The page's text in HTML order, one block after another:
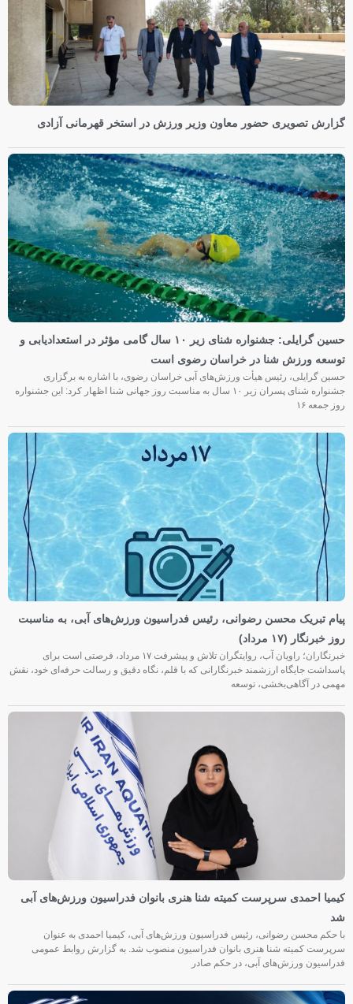
گزارش تصویری حضور معاون وزیر ورزش در استخر قهرمانی آزادی
حسین گرایلی: جشنواره شنای زیر ۱۰ سال گامی مؤثر در استعدادیابی و
توسعه ورزش شنا در خراسان رضوی است
حسین گرایلی، رئیس هیأت ورزش‌های آبی خراسان رضوی، با اشاره به برگزاری
جشنواره شنای پسران زیر ۱۰ سال به مناسبت روز جهانی شنا اظهار کرد: این جشنواره
روز جمعه‌ ۱۶
پیام تبریک محسن رضوانی، رئیس فدراسیون ورزش‌های آبی، به مناسبت
روز خبرنگار (۱۷ مرداد)
خبرنگاران؛ راویان آب، روایتگران تلاش و پیشرفت ۱۷ مرداد، فرصتی است برای
پاسداشت جایگاه ارزشمند خبرنگارانی که با قلم، نگاه دقیق و رسالت حرفه‌ای خود، نقش
مهمی در آگاهی‌بخشی، توسعه
کیمیا احمدی سرپرست کمیته شنا هنری بانوان فدراسیون ورزش‌های آبی
شد
با حکم محسن رضوانی، رئیس فدراسیون ورزش‌های آبی، کیمیا احمدی به عنوان
سرپرست کمیته شنا هنری بانوان فدراسیون منصوب شد. به گزارش روابط عمومی
فدراسیون ورزش‌های آبی، در حکم صادر